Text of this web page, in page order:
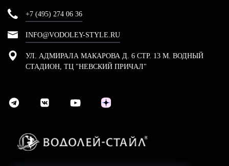
+7 (495) 274 06 36
INFO@VODOLEY-STYLE.RU
УЛ. АДМИРАЛА МАКАРОВА Д. 6 СТР. 13 М. ВОДНЫЙ
СТАДИОН, ТЦ "НЕВСКИЙ ПРИЧАЛ"